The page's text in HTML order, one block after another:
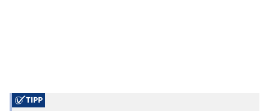
TIPP